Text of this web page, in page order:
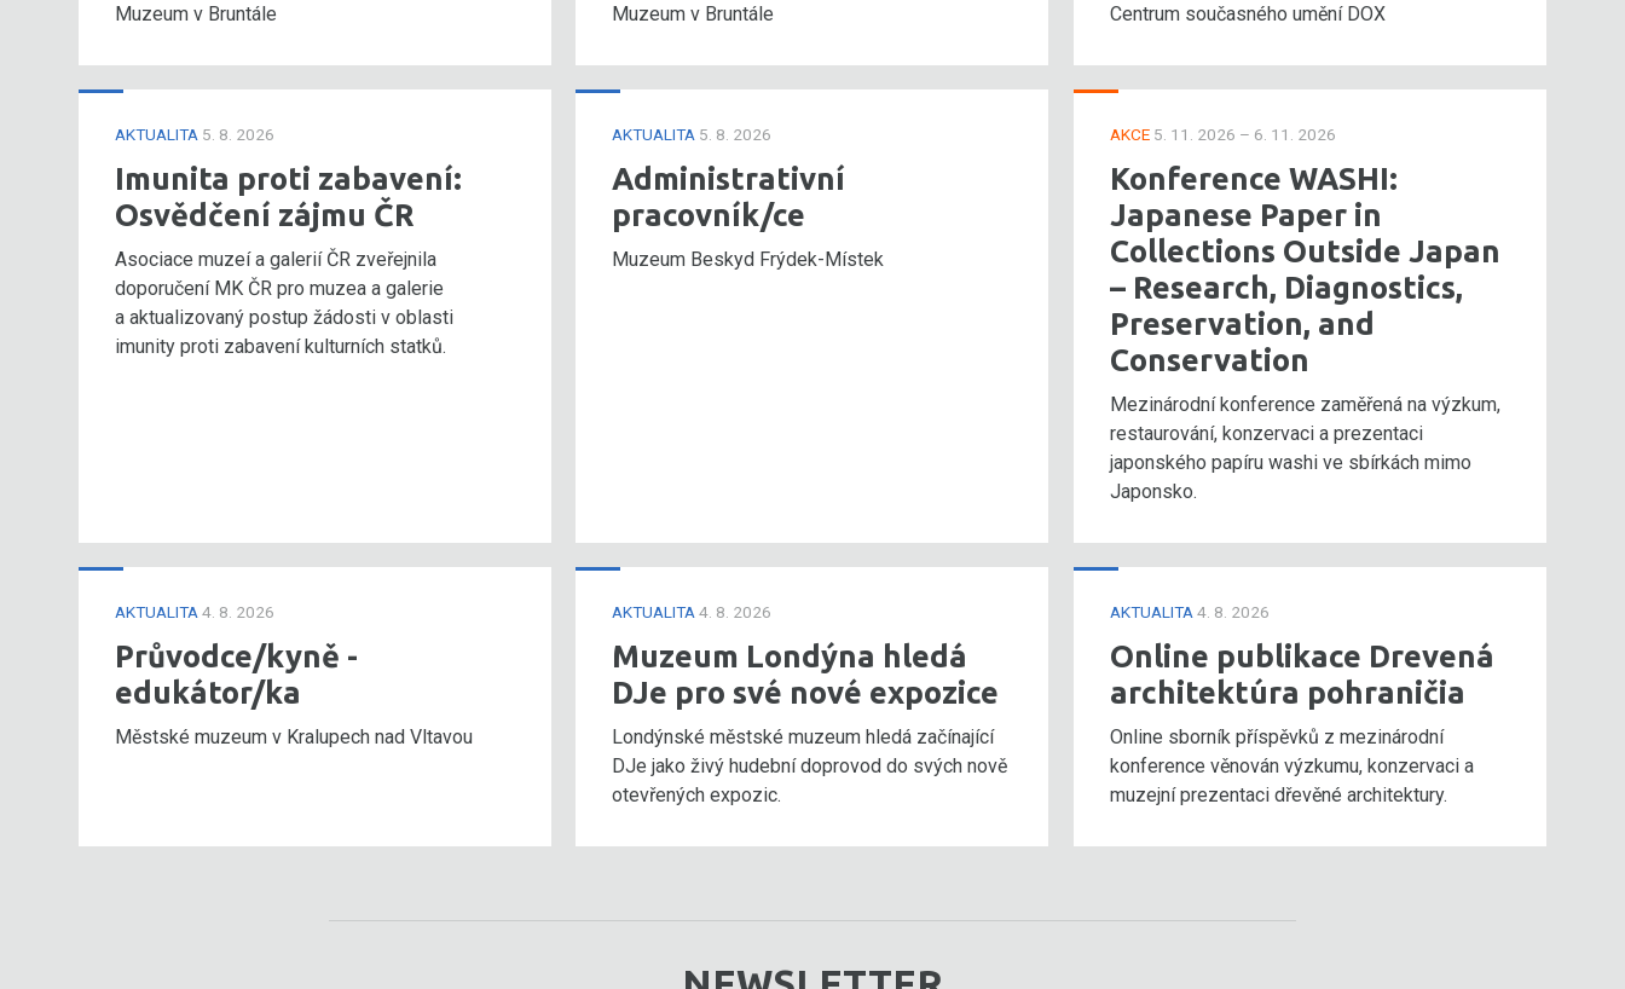
Muzeum v Bruntále Muzeum v Bruntále Centrum současného umění DOX
AKTUALITA 5. 8. 2026
Imunita proti zabavení:
Osvědčení zájmu ČR
Asociace muzeí a galerií ČR zveřejnila
doporučení MK ČR pro muzea a galerie
a aktualizovaný postup žádosti v oblasti
imunity proti zabavení kulturních statků.
AKTUALITA 5. 8. 2026
Administrativní
pracovník/ce
Muzeum Beskyd Frýdek-Místek
AKCE5. 11. 2026 – 6. 11. 2026
Konference WASHI:
Japanese Paper in
Collections Outside Japan
– Research, Diagnostics,
Preservation, and
Conservation
Mezinárodní konference zaměřená na výzkum,
restaurování, konzervaci a prezentaci
japonského papíru washi ve sbírkách mimo
Japonsko.
AKTUALITA 4. 8. 2026
Průvodce/kyně -
edukátor/ka
Městské muzeum v Kralupech nad Vltavou
AKTUALITA 4. 8. 2026
Muzeum Londýna hledá
DJe pro své nové expozice
Londýnské městské muzeum hledá začínající
DJe jako živý hudební doprovod do svých nově
otevřených expozic.
AKTUALITA 4. 8. 2026
Online publikace Drevená
architektúra pohraničia
Online sborník příspěvků z mezinárodní
konference věnován výzkumu, konzervaci a
muzejní prezentaci dřevěné architektury.